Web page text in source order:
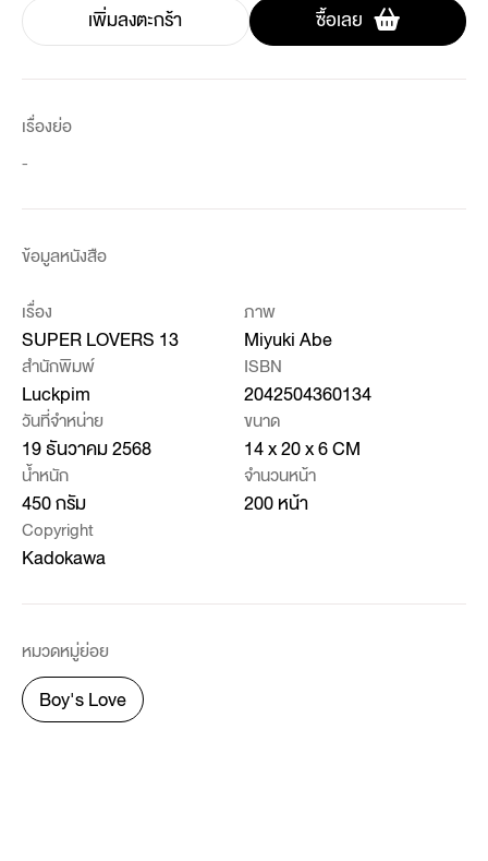
เพิ่มลงตะกร้า ซื้อเลย
เรื่องย่อ
-
ข้อมูลหนังสือ
เรื่อง
SUPER LOVERS 13
ภาพ
Miyuki Abe
สำนักพิมพ์
Luckpim
ISBN
2042504360134
วันที่จำหน่าย
19 ธันวาคม 2568
ขนาด
14 x 20 x 6 CM
น้ำหนัก
450 กรัม
จำนวนหน้า
200 หน้า
Copyright
Kadokawa
หมวดหมู่ย่อย
Boy's Love